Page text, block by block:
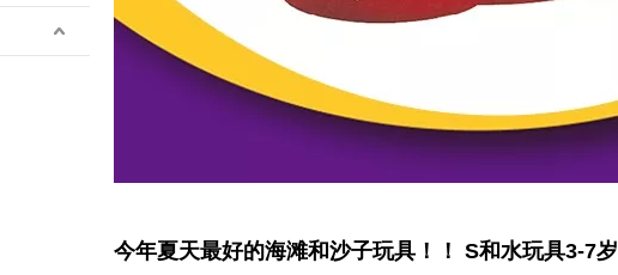
今年夏天最好的海滩和沙子玩具！！ S和水玩具3-7岁